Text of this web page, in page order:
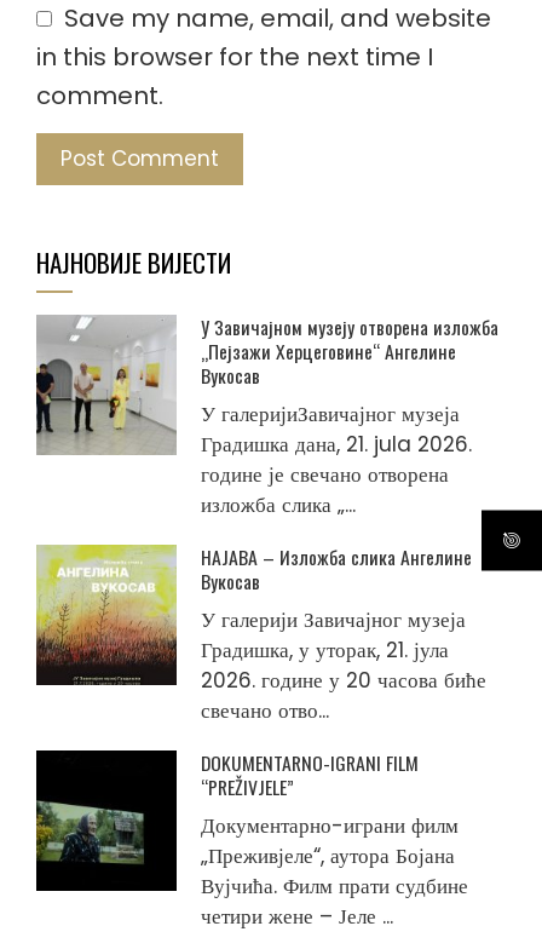
Save my name, email, and website
in this browser for the next time I
comment.
НАЈНОВИЈЕ ВИЈЕСТИ
У Завичајном музеју отворена изложба
„Пејзажи Херцеговине“ Ангелине
Вукосав
У галеријиЗавичајног музеја
Градишка дана, 21. jula 2026.
године је свечано отворена
изложба слика „...
НАЈАВА – Изложба слика Ангелине
Вукосав
У галерији Завичајног музеја
Градишка, у уторак, 21. јула
2026. године у 20 часова биће
свечано отво...
DOKUMENTARNO-IGRANI FILM
“PREŽIVJELE”
Документарно-играни филм
„Преживјеле“, аутора Бојана
Вујчића. Филм прати судбине
четири жене – Јеле ...